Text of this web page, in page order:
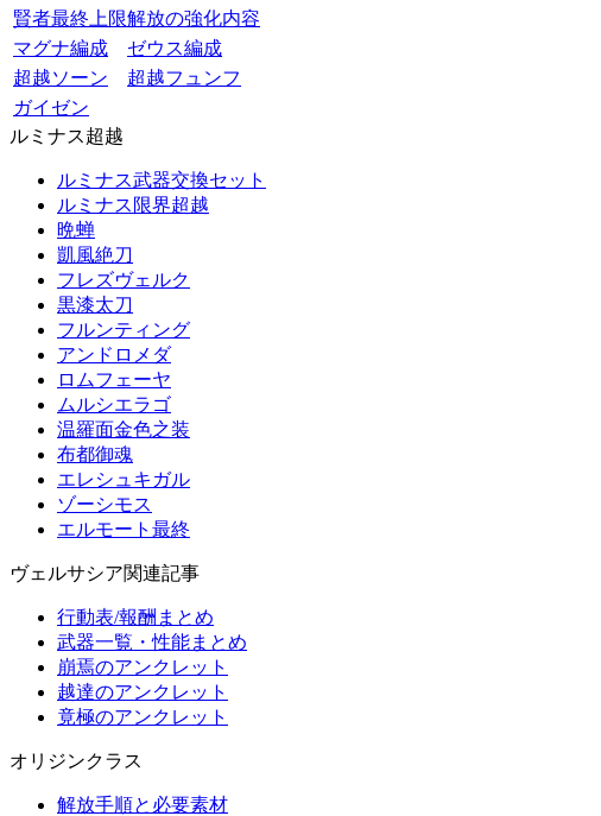
賢者最終上限解放の強化内容
マグナ編成
ゼウス編成
超越ソーン
超越フュンフ
ガイゼン
ルミナス超越
ルミナス武器交換セット
ルミナス限界超越
晩蝉
凱風絶刀
フレズヴェルク
黒漆太刀
フルンティング
アンドロメダ
ロムフェーヤ
ムルシエラゴ
温羅面金色之装
布都御魂
エレシュキガル
ゾーシモス
エルモート最終
ヴェルサシア関連記事
行動表/報酬まとめ
武器一覧・性能まとめ
崩焉のアンクレット
越達のアンクレット
竟極のアンクレット
オリジンクラス
解放手順と必要素材